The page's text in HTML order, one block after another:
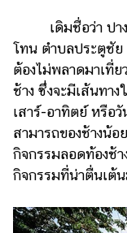
เดิมชื่อว่า ปางช้
โทน ตำบลประตูชัย
ต้องไม่พลาดมาเที่ย
ช้าง ซึ่งจะมีเส้นทา
เสาร์-อาทิตย์ หรือ
สามารถของช้างน้
กิจกรรมลอดท้องช้
กิจกรรมที่น่าตื่นเต้